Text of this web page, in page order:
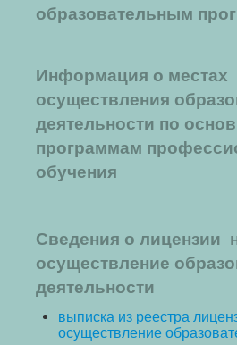
образовательным
Информация о местах
осуществления
деятельности по
программам
обучения
Сведения о лицензии
осуществление
деятельности
выписка из реестра
осуществление